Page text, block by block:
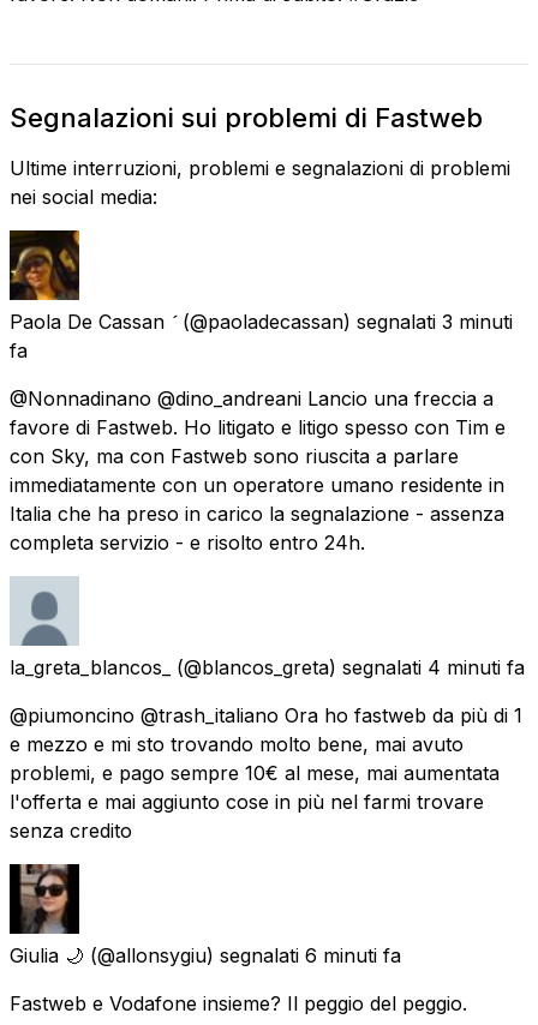
Segnalazioni sui problemi di Fastweb
Ultime interruzioni, problemi e segnalazioni di problemi
nei social media:
Paola De Cassan  (@paoladecassan) segnalati 3 minuti
fa
@Nonnadinano @dino_andreani Lancio una freccia a
favore di Fastweb. Ho litigato e litigo spesso con Tim e
con Sky, ma con Fastweb sono riuscita a parlare
immediatamente con un operatore umano residente in
Italia che ha preso in carico la segnalazione - assenza
completa servizio - e risolto entro 24h.
la_greta_blancos_ (@blancos_greta) segnalati 4 minuti fa
@piumoncino @trash_italiano Ora ho fastweb da più di 1
e mezzo e mi sto trovando molto bene, mai avuto
problemi, e pago sempre 10€ al mese, mai aumentata
l'offerta e mai aggiunto cose in più nel farmi trovare
senza credito
Giulia 🌙 (@allonsygiu) segnalati 6 minuti fa
Fastweb e Vodafone insieme? Il peggio del peggio.